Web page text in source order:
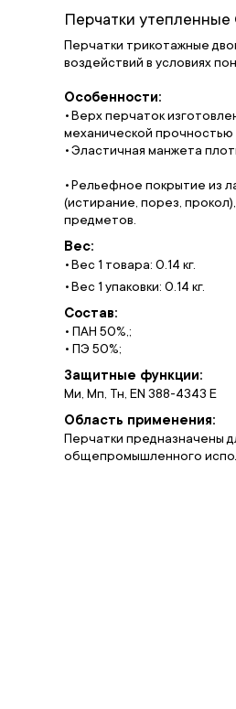
Перчатки
Перчатки трикотажные
воздействий в условиях
Особенности:
Верх перчаток
механической прочностью
Эластичная манжета
Рельефное покрытие из
(истирание, порез,
предметов.
Вес:
Вес 1 товара: 0.14 кг.
Вес 1 упаковки: 0.14 кг.
Состав:
• ПАН 50%,;
• ПЭ 50%;
Защитные функции:
Ми, Мп, Тн, EN 388-4343 Е
Область применения:
Перчатки предназначены
общепромышленного